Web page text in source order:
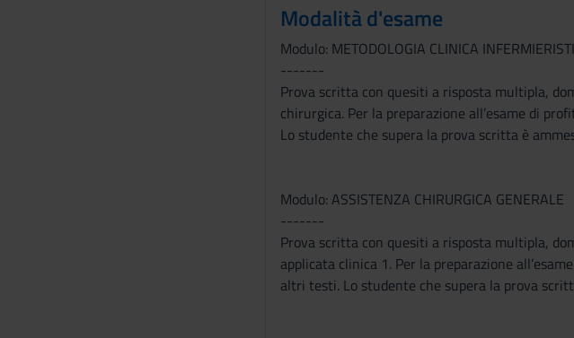
Modalità d'esame
Modulo: METODOLOGIA CLINICA
-------
Prova scritta con quesiti a risposta multipla,
chirurgica. Per la preparazione all’esame di
Lo studente che supera la prova scritta è
Modulo: ASSISTENZA CHIRURGICA GENERALE
-------
Prova scritta con quesiti a risposta multipla,
applicata clinica 1. Per la preparazione
altri testi. Lo studente che supera la prova